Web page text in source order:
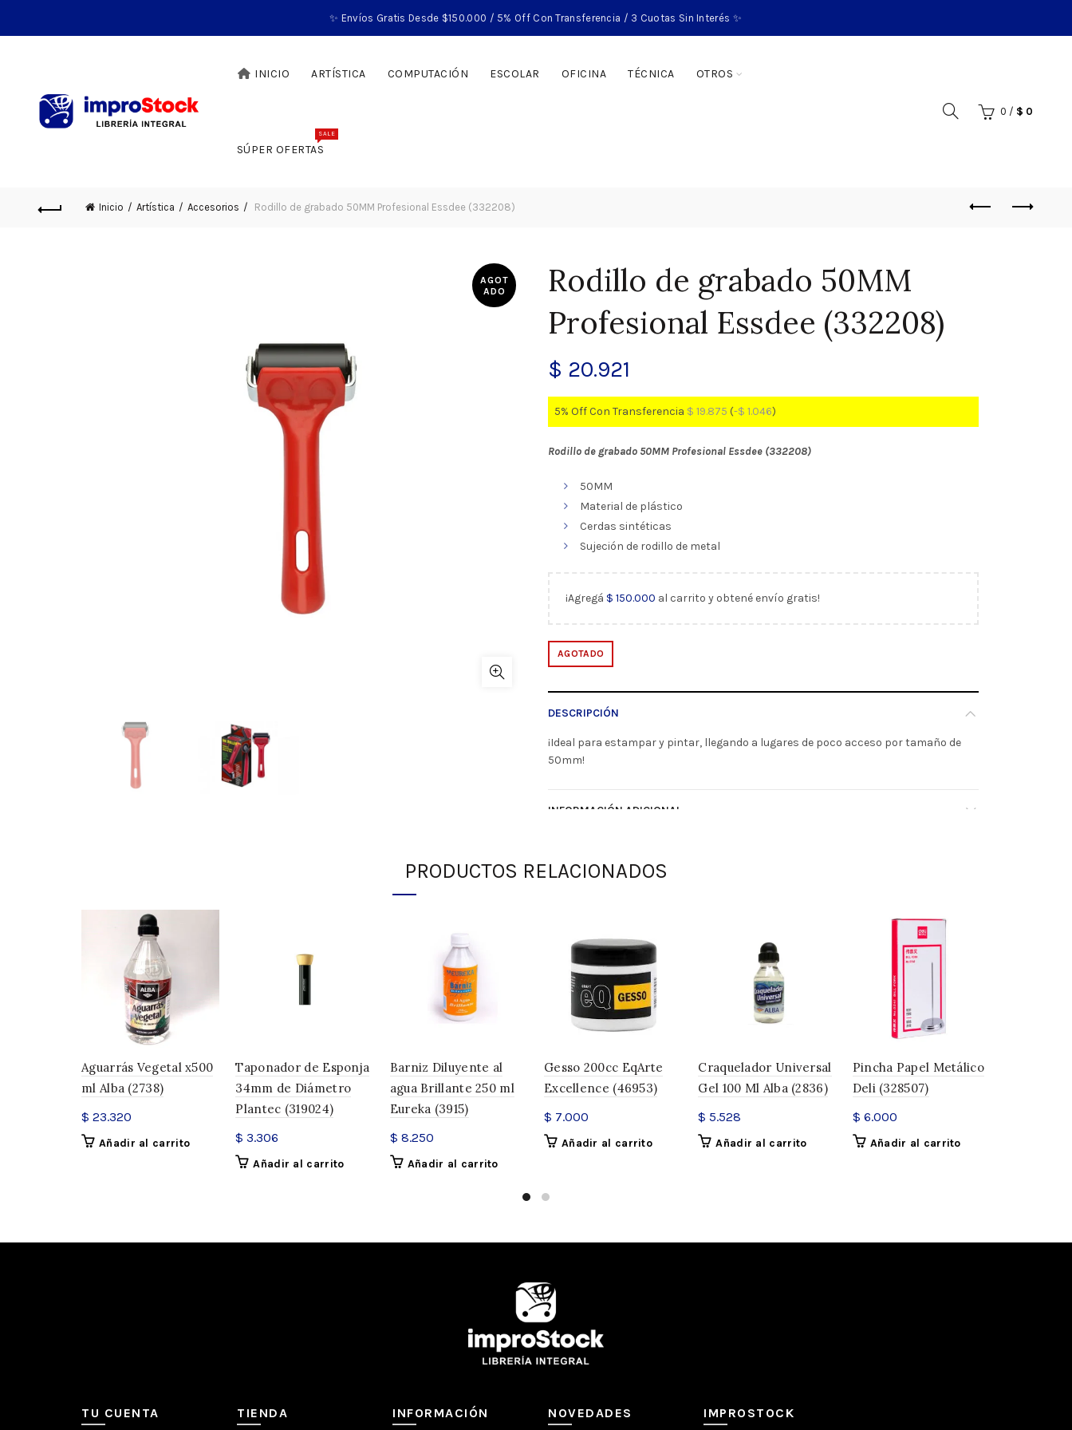
✨ Envíos Gratis Desde $150.000 / 5% Off Con Transferencia / 3 Cuotas Sin Interés ✨
INICIO ARTÍSTICA COMPUTACIÓN ESCOLAR OFICINA TÉCNICA OTROS
SÚPER OFERTAS
SALE
0 / $ 0
Inicio Artística Accesorios Rodillo de grabado 50MM Profesional Essdee (332208)
AGOT
ADO
Rodillo de grabado 50MM
Profesional Essdee (332208)
$ 20.921
5% Off Con Transferencia $ 19.875 (-$ 1.046)
Rodillo de grabado 50MM Profesional Essdee (332208)
50MM
Material de plástico
Cerdas sintéticas
Sujeción de rodillo de metal
¡Agregá $ 150.000 al carrito y obtené envío gratis!
AGOTADO
DESCRIPCIÓN
¡Ideal para estampar y pintar, llegando a lugares de poco acceso por tamaño de
50mm!
INFORMACIÓN ADICIONAL
SKU:332208
PRODUCTOS RELACIONADOS
Aguarrás Vegetal x500
ml Alba (2738)
$ 23.320
Añadir al carrito
Taponador de Esponja
34mm de Diámetro
Plantec (319024)
$ 3.306
Añadir al carrito
Barniz Diluyente al
agua Brillante 250 ml
Eureka (3915)
$ 8.250
Añadir al carrito
Gesso 200cc EqArte
Excellence (46953)
$ 7.000
Añadir al carrito
Craquelador Universal
Gel 100 Ml Alba (2836)
$ 5.528
Añadir al carrito
Pincha Papel Metálico
Deli (328507)
$ 6.000
Añadir al carrito
TU CUENTA TIENDA INFORMACIÓN NOVEDADES IMPROSTOCK